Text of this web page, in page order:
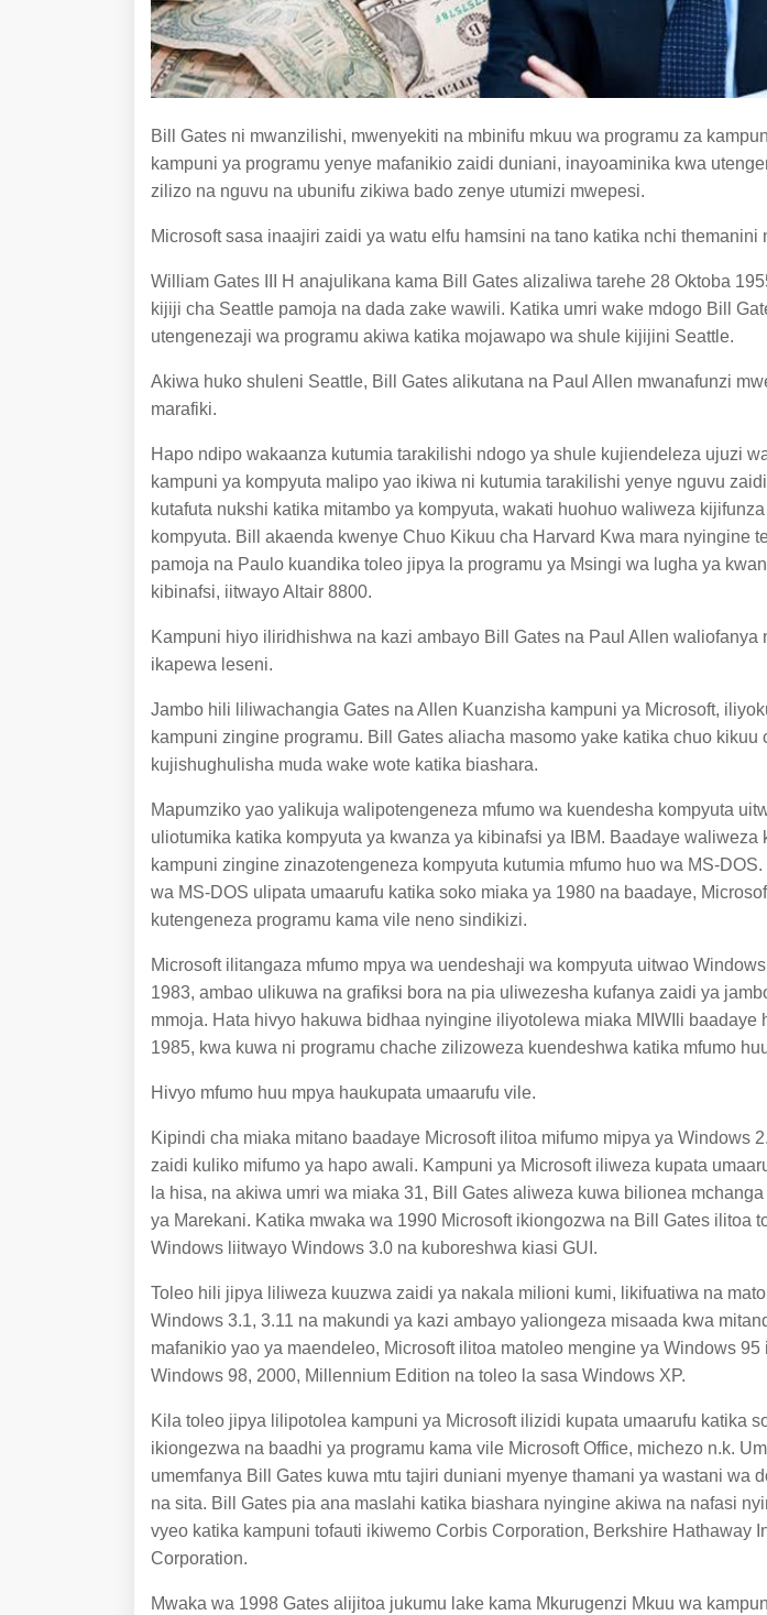
Bill Gates ni mwanzilishi, mwenyekiti na mbinifu mkuu wa programu za
kampuni ya programu yenye mafanikio zaidi duniani, inayoaminika kwa
zilizo na nguvu na ubunifu zikiwa bado zenye utumizi mwepesi.
Microsoft sasa inaajiri zaidi ya watu elfu hamsini na tano katika nchi themanini
William Gates III H anajulikana kama Bill Gates alizaliwa tarehe 28 Oktoba
kijiji cha Seattle pamoja na dada zake wawili. Katika umri wake mdogo Bill
utengenezaji wa programu akiwa katika mojawapo wa shule kijijini Seattle.
Akiwa huko shuleni Seattle, Bill Gates alikutana na Paul Allen mwanafunzi
marafiki.
Hapo ndipo wakaanza kutumia tarakilishi ndogo ya shule kujiendeleza ujuzi
kampuni ya kompyuta malipo yao ikiwa ni kutumia tarakilishi yenye nguvu
kutafuta nukshi katika mitambo ya kompyuta, wakati huohuo waliweza
kompyuta. Bill akaenda kwenye Chuo Kikuu cha Harvard Kwa mara nyingine
pamoja na Paulo kuandika toleo jipya la programu ya Msingi wa lugha ya
kibinafsi, iitwayo Altair 8800.
Kampuni hiyo iliridhishwa na kazi ambayo Bill Gates na Paul Allen waliofanya
ikapewa leseni.
Jambo hili liliwachangia Gates na Allen Kuanzisha kampuni ya Microsoft,
kampuni zingine programu. Bill Gates aliacha masomo yake katika chuo kikuu
kujishughulisha muda wake wote katika biashara.
Mapumziko yao yalikuja walipotengeneza mfumo wa kuendesha kompyuta
uliotumika katika kompyuta ya kwanza ya kibinafsi ya IBM. Baadaye waliweza
kampuni zingine zinazotengeneza kompyuta kutumia mfumo huo wa MS-DOS.
wa MS-DOS ulipata umaarufu katika soko miaka ya 1980 na baadaye,
kutengeneza programu kama vile neno sindikizi.
Microsoft ilitangaza mfumo mpya wa uendeshaji wa kompyuta uitwao
1983, ambao ulikuwa na grafiksi bora na pia uliwezesha kufanya zaidi ya
mmoja. Hata hivyo hakuwa bidhaa nyingine iliyotolewa miaka MIWIli baadaye
1985, kwa kuwa ni programu chache zilizoweza kuendeshwa katika mfumo
Hivyo mfumo huu mpya haukupata umaarufu vile.
Kipindi cha miaka mitano baadaye Microsoft ilitoa mifumo mipya ya Windows
zaidi kuliko mifumo ya hapo awali. Kampuni ya Microsoft iliweza kupata
la hisa, na akiwa umri wa miaka 31, Bill Gates aliweza kuwa bilionea
ya Marekani. Katika mwaka wa 1990 Microsoft ikiongozwa na Bill Gates ilitoa
Windows liitwayo Windows 3.0 na kuboreshwa kiasi GUI.
Toleo hili jipya liliweza kuuzwa zaidi ya nakala milioni kumi, likifuatiwa na
Windows 3.1, 3.11 na makundi ya kazi ambayo yaliongeza misaada kwa
mafanikio yao ya maendeleo, Microsoft ilitoa matoleo mengine ya Windows 95
Windows 98, 2000, Millennium Edition na toleo la sasa Windows XP.
Kila toleo jipya lilipotolea kampuni ya Microsoft ilizidi kupata umaarufu katika
ikiongezwa na baadhi ya programu kama vile Microsoft Office, michezo n.k.
umemfanya Bill Gates kuwa mtu tajiri duniani myenye thamani ya wastani wa
na sita. Bill Gates pia ana maslahi katika biashara nyingine akiwa na nafasi
vyeo katika kampuni tofauti ikiwemo Corbis Corporation, Berkshire Hathaway
Corporation.
Mwaka wa 1998 Gates alijitoa jukumu lake kama Mkurugenzi Mkuu wa